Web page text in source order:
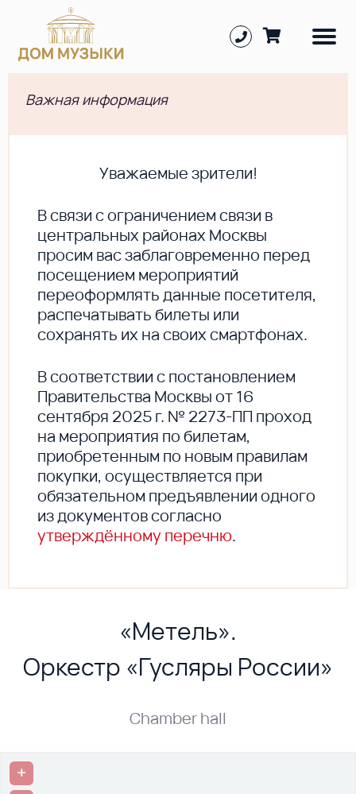
Важная информация
Уважаемые зрители!
В cвязи с ограничением связи в
центральных районах Москвы
просим вас заблаговременно перед
посещением мероприятий
переоформлять данные посетителя,
распечатывать билеты или
сохранять их на своих смартфонах.
В соответствии с постановлением
Правительства Москвы от 16
сентября 2025 г. № 2273-ПП проход
на мероприятия по билетам,
приобретенным по новым правилам
покупки, осуществляется при
обязательном предъявлении одного
из документов согласно
утверждённому перечню.
«Метель».
Оркестр «Гусляры России»
Chamber hall
+